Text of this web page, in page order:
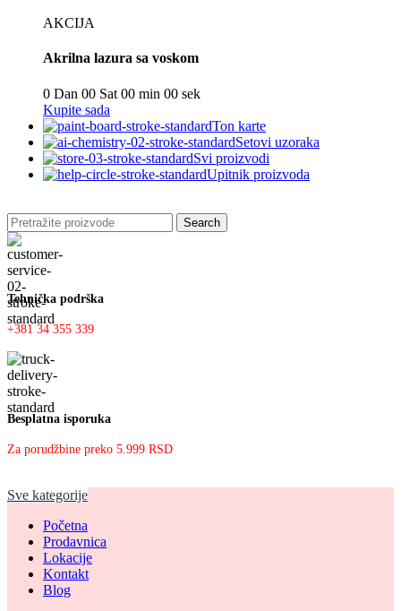
AKCIJA
Akrilna lazura sa voskom
0 Dan 00 Sat 00 min 00 sek
Kupite sada
Ton karte
Setovi uzoraka
Svi proizvodi
Upitnik proizvoda
Search
Tehnička podrška
+381 34 355 339
Besplatna isporuka
Za porudžbine preko 5.999 RSD
Sve kategorije
Početna
Prodavnica
Lokacije
Kontakt
Blog